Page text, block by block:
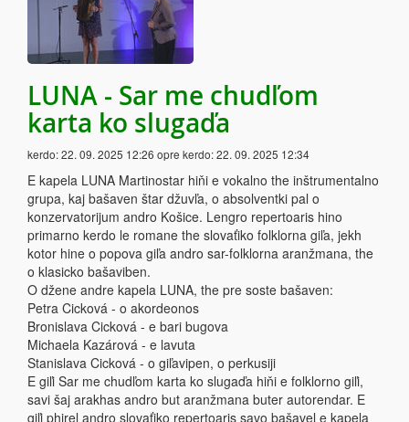
LUNA - Sar me chudľom
karta ko slugaďa
kerdo:22. 09. 2025 12:26 opre kerdo:22. 09. 2025 12:34
E kapela LUNA Martinostar hiňi e vokalno the inštrumentalno
grupa, kaj bašaven štar džuvľa, o absolventki pal o
konzervatorijum andro Košice. Lengro repertoaris hino
primarno kerdo le romane the slovaťiko folklorna giľa, jekh
kotor hine o popova giľa andro sar-folklorna aranžmana, the
o klasicko bašaviben.
O džene andre kapela LUNA, the pre soste bašaven:
Petra Cicková - o akordeonos
Bronislava Cicková - e bari bugova
Michaela Kazárová - e lavuta
Stanislava Cicková - o giľavipen, o perkusiji
E giľi Sar me chudľom karta ko slugaďa hiňi e folklorno giľi,
savi šaj arakhas andro but aranžmana buter autorendar. E
giľi phirel andro slovaťiko repertoaris savo bašavel e kapela